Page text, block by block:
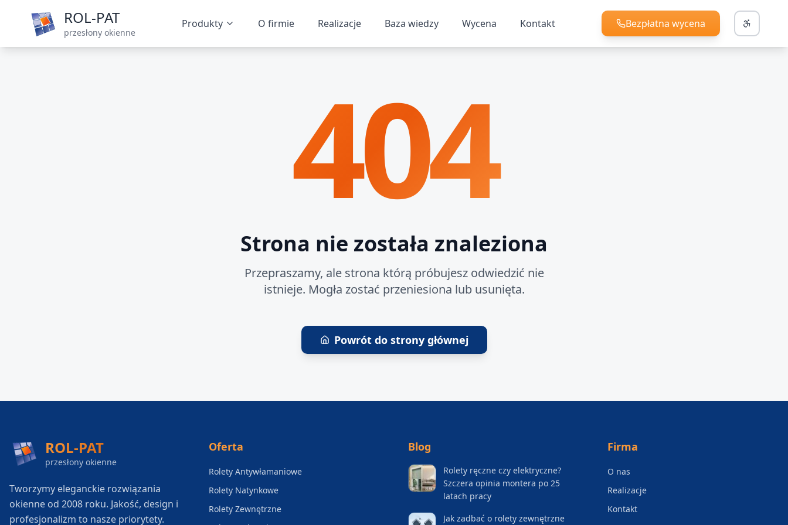
ROL-PAT
przesłony okienne
Produkty O firmie Realizacje Baza wiedzy Wycena Kontakt
Bezpłatna wycena
+48 787 960 468
404
Strona nie została znaleziona
Przepraszamy, ale strona którą próbujesz odwiedzić nie
istnieje. Mogła zostać przeniesiona lub usunięta.
Powrót do strony głównej
ROL-PAT
przesłony okienne
Tworzymy eleganckie rozwiązania
okienne od 2008 roku. Jakość, design i
profesjonalizm to nasze priorytety.
Oferta
Rolety Antywłamaniowe
Rolety Natynkowe
Rolety Zewnętrzne
Blog
Rolety ręczne czy elektryczne?
Szczera opinia montera po 25
latach pracy
Jak zadbać o rolety zewnętrzne
Firma
O nas
Realizacje
Kontakt